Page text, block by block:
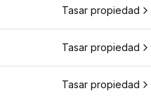
Tasar propiedad
Tasar propiedad
Tasar propiedad